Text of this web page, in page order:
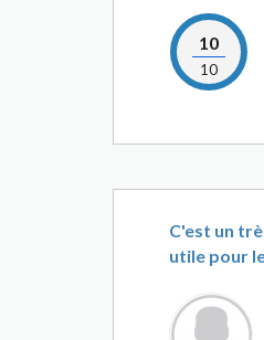
10
10
C'est un
utile pour